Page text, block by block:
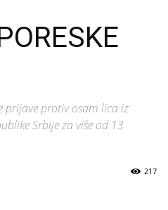
prijave protiv osam lica iz
Srbije za više od 13
217